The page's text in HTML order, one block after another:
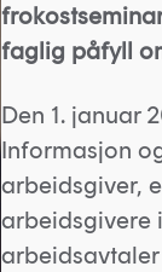
faglig påfyll
Den 1. januar
Informasjon
arbeidsgiver,
arbeidsgivere